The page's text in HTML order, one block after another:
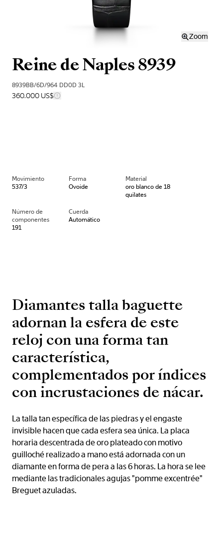
Zoom
Reine de Naples 8939
8939BB/6D/964 DD0D 3L
360.000 US$
Movimiento
537/3
Forma
Ovoide
Material
oro blanco de 18
quilates
Número de
componentes
191
Cuerda
Automático
Diamantes talla baguette
adornan la esfera de este
reloj con una forma tan
característica,
complementados por índices
con incrustaciones de nácar.
La talla tan específica de las piedras y el engaste
invisible hacen que cada esfera sea única. La placa
horaria descentrada de oro plateado con motivo
guilloché realizado a mano está adornada con un
diamante en forma de pera a las 6 horas. La hora se lee
mediante las tradicionales agujas "pomme excentrée"
Breguet azuladas.